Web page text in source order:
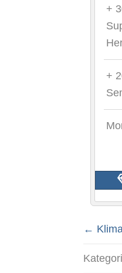
+
+
←